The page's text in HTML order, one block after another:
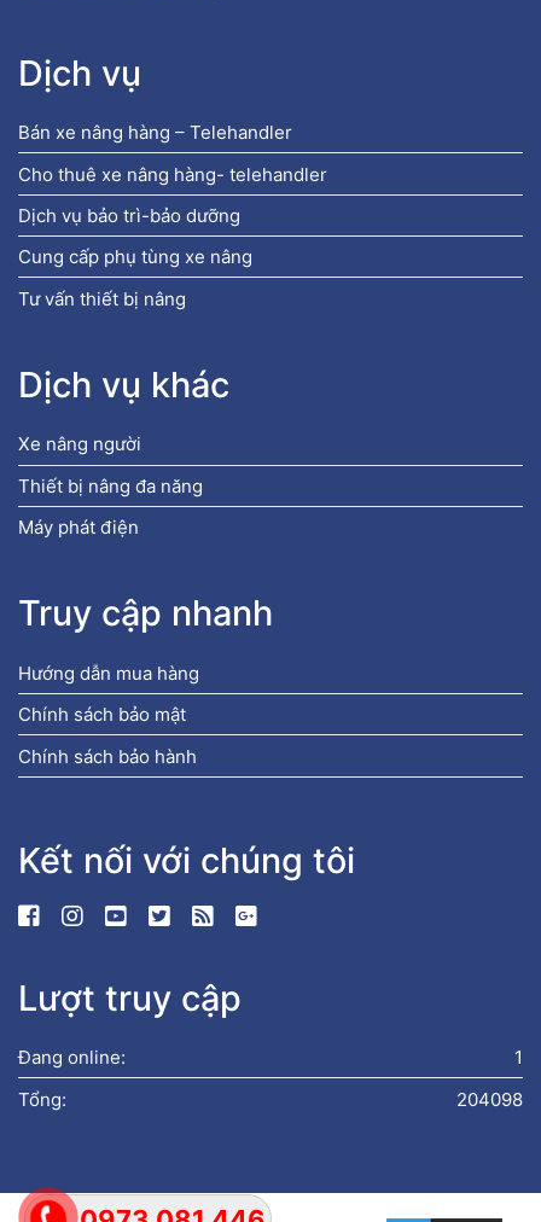
Dịch vụ
Bán xe nâng hàng – Telehandler
Cho thuê xe nâng hàng- telehandler
Dịch vụ bảo trì-bảo dưỡng
Cung cấp phụ tùng xe nâng
Tư vấn thiết bị nâng
Dịch vụ khác
Xe nâng người
Thiết bị nâng đa năng
Máy phát điện
Truy cập nhanh
Hướng dẫn mua hàng
Chính sách bảo mật
Chính sách bảo hành
Kết nối với chúng tôi
Lượt truy cập
1
Đang online:
204098
Tổng: